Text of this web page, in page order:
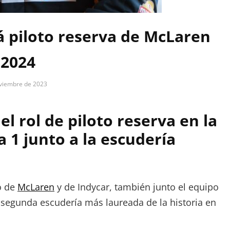
piloto reserva de McLaren
de 2023
rol de piloto reserva en la
1 junto a la escudería
de McLaren y de Indycar, también junto el equipo
escudería más laureada de la historia en